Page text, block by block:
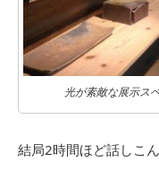
光が素敵な展示ス
結局2時間ほど話しこ